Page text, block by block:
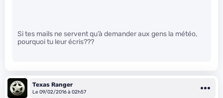
Si tes mails ne servent qu’à demander aux gens la météo,
pourquoi tu leur écris???
Texas Ranger
Le 09/02/2016 à 02h57